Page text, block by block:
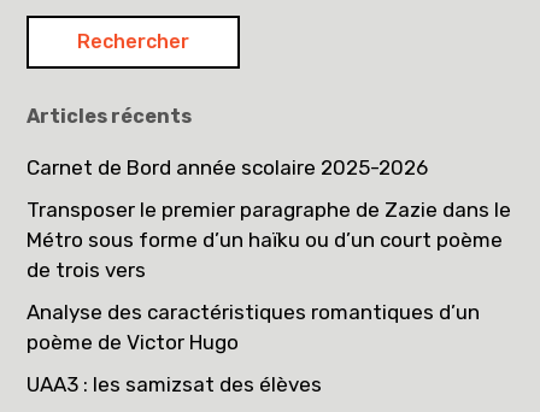
Articles récents
Carnet de Bord année scolaire 2025-2026
Transposer le premier paragraphe de Zazie dans le
Métro sous forme d’un haïku ou d’un court poème
de trois vers
Analyse des caractéristiques romantiques d’un
poème de Victor Hugo
UAA3 : les samizsat des élèves